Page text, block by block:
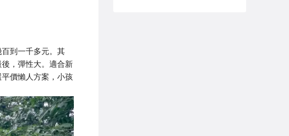
到一千多元。其
，彈性大。適合新
價懶人方案，小孩